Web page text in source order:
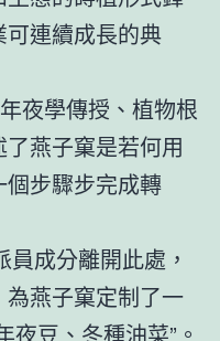
連續成長的典
夜學傳授、植物根
燕子窠是若何用
步驟步完成轉
成分離開此處，
燕子窠定制了一
豆、冬種油菜”。